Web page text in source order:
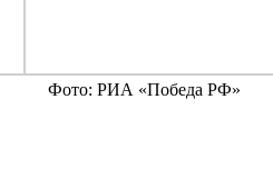
Фото: РИА «Победа РФ»